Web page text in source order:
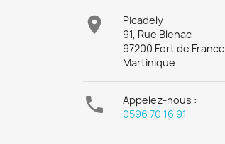

Picadely
91, Rue Blenac
97200 Fort de France
Martinique

Appelez-nous :
0596 70 16 91